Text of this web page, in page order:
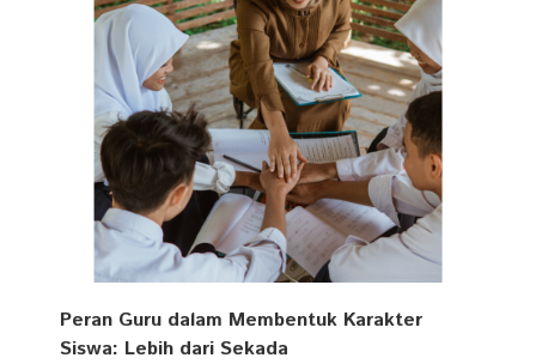
Peran Guru dalam Membentuk Karakter
Siswa: Lebih dari Sekada